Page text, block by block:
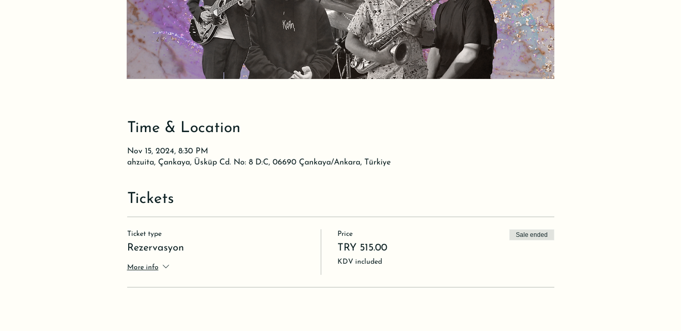
Time & Location
Nov 15, 2024, 8:30 PM
ahzuita, Çankaya, Üsküp Cd. No: 8 D:C, 06690 Çankaya/Ankara, Türkiye
Tickets
Ticket type
Rezervasyon
More info
Price
TRY 515.00
KDV included
Sale ended